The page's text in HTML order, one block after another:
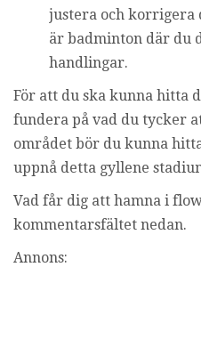
justera och korrigera
är badminton där du
handlingar.
För att du ska kunna hitta
fundera på vad du tycker
området bör du kunna
uppnå detta gyllene
Vad får dig att hamna i
kommentarsfältet nedan.
Annons: